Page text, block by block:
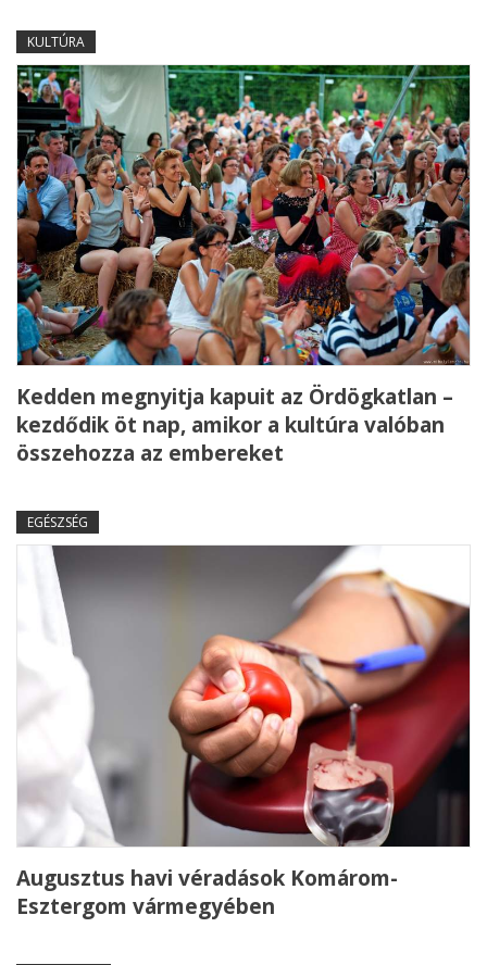
KULTÚRA
Kedden megnyitja kapuit az Ördögkatlan –
kezdődik öt nap, amikor a kultúra valóban
összehozza az embereket
EGÉSZSÉG
Augusztus havi véradások Komárom-
Esztergom vármegyében